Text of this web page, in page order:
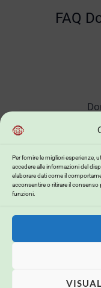
Per fornire le migliori esperienze,
accedere alle informazioni del
elaborare dati come il
acconsentire o ritirare il
funzioni.
FAQ